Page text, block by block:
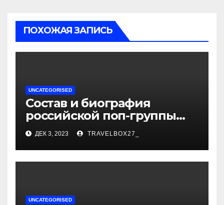
ПОХОЖАЯ ЗАПИСЬ
UNCATEGORISED
Состав и биография
российской поп-группы
«Иванушки интернешнл»
— история успеха, музыка
и судьбы участников
ДЕК 3, 2023 TRAVELBOX27_
UNCATEGORISED